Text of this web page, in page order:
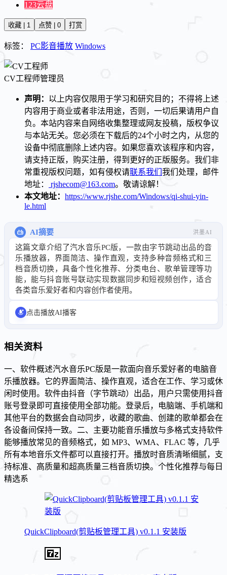
123云盘
收藏 | 1 点赞 | 0 打赏
标签： PC影音播放 Windows
CV工程师管理员
声明： 以上内容仅限用于学习和研究目的；不得将上述
内容用于商业或者非法用途，否则，一切后果请用户自
负。本站内容来自网络收集整理或网友投稿，版权争议
与本站无关。您必须在下载后的24个小时之内，从您的
设备中彻底删除上述内容。如果您喜欢该程序和内容，
请支持正版，购买注册，得到更好的正版服务。我们非
常重视版权问题，如有侵权请联系我们 我们处理，邮件
地址：
rjshecom@163.com。敬请谅解！
本文地址： https://www.rjshe.com/Windows/qi-shui-yin-
le.html
AI摘要 洪墨AI
这篇文章介绍了汽水音乐PC版，一款由字节跳动出品的音
乐播放器，界面简洁、操作直观，支持多种音频格式和三
档音质切换，具备个性化推荐、分类电台、歌单管理等功
能，能与抖音账号联动实现数据同步和短视频创作，适合
各类音乐爱好者和内容创作者使用。
点击播放AI播客
相关资料
一、软件概述汽水音乐PC版是一款面向音乐爱好者的电脑音
乐播放器。它的界面简洁、操作直观，适合在工作、学习或休
闲时使用。软件由抖音（字节跳动）出品，用户只需使用抖音
账号登录即可直接使用全部功能。登录后，电脑端、手机端和
其他平台的数据会自动同步，收藏的歌曲、创建的歌单都会在
各设备间保持一致。二、主要功能音乐播放与多格式支持软件
能够播放常见的音频格式，如 MP3、WMA、FLAC 等，几乎
所有本地音乐文件都可以直接打开。播放时音质清晰细腻，支
持标准、高质量和超高质量三档音质切换。个性化推荐与每日
精选系
QuickClipboard(剪贴板管理工具) v0.1.1 安装版